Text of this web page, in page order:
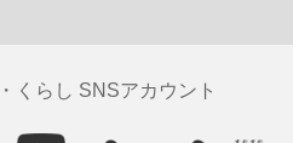
くらし SNSアカウント